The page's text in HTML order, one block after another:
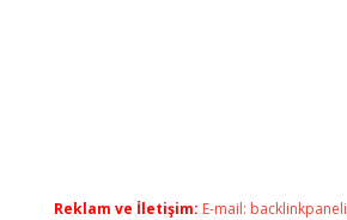
Reklam ve İletişim: E-mail: